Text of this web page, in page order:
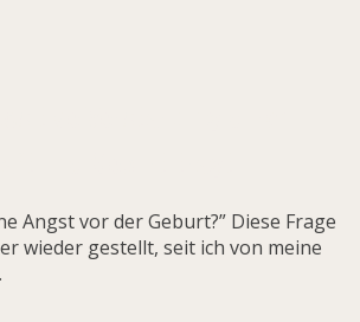
Angst vor der Geburt?” Diese Frage
wieder gestellt, seit ich von meine